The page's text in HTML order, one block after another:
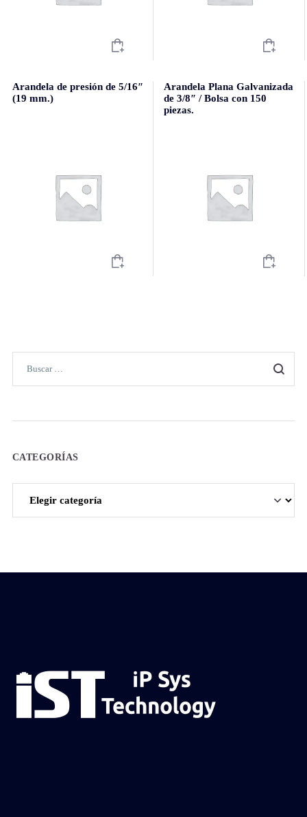
Arandela de presión de 5/16″
(19 mm.)
Arandela Plana Galvanizada
de 3/8″ / Bolsa con 150
piezas.
CATEGORÍAS